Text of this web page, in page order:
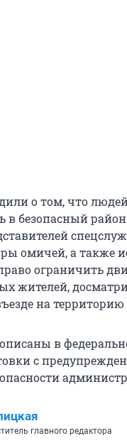
о том, что
в безопасный
омичей, а также
ограничить
жителей,
на
в
с
главного редактора